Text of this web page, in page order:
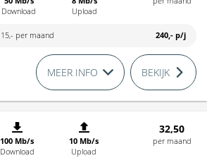
Download
Upload
15,- per maand 240,- p/j
MEER INFO BEKIJK
100 Mb/s
Download
10 Mb/s
Upload
32,50
per maand